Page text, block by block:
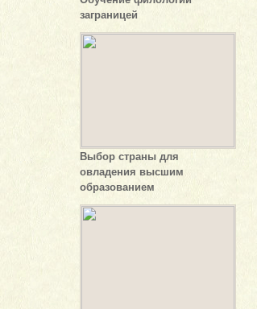
заграницей
Выбор страны для
овладения высшим
образованием